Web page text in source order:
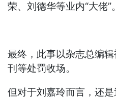
荣、刘德华等业内“大佬”。
最终，此事以杂志总编
刊等处罚收场。
但对于刘嘉玲而言，还